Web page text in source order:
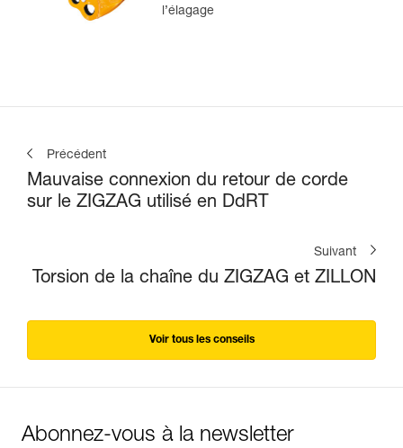
l’élagage
Précédent
Mauvaise connexion du retour de corde
sur le ZIGZAG utilisé en DdRT
Suivant
Torsion de la chaîne du ZIGZAG et ZILLON
Voir tous les conseils
Abonnez-vous à la newsletter